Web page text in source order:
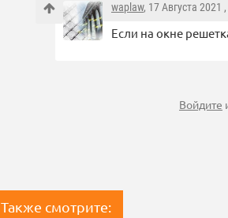
waplaw, 17 Августа 2021 ,
Если на окне
Войдите
Также смотрите: